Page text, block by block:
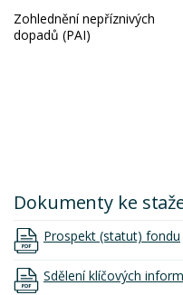
Zohlednění nepříznivých
dopadů (PAI)
Dokumenty ke
Prospekt (statut) fondu
Sdělení klíčových